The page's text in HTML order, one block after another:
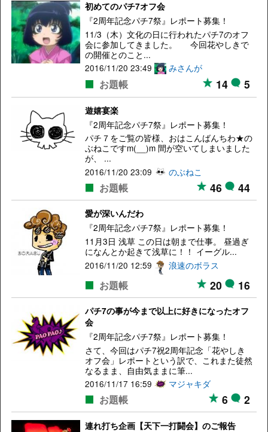
初めてのパチ7オフ会
『2周年記念パチ7祭』レポート募集！
11/3（木）文化の日に行われたパチ7のオフ
会に参加してきました。 今回花やしきで
の開催とのこと...
2016/11/20 23:49
みさんが
お題帳 14 5
遊嬉宴楽
『2周年記念パチ7祭』レポート募集！
パチ７をご覧の皆様、おはこんばんちわ★の
ぶねこですm(__)m 間が空いてしまいました
が、 ...
2016/11/20 23:09
のぶねこ
お題帳 46 44
愛が深いんだわ
『2周年記念パチ7祭』レポート募集！
11月3日 浅草 この日は朝まで仕事。 昼過ぎ
になんとか起きて浅草に！！ イーグル...
2016/11/20 12:59
浪速のボラス
お題帳 20 16
パチ7の事が今まで以上に好きになったオフ
会
『2周年記念パチ7祭』レポート募集！
さて、今回はパチ7祝2周年記念「花やしき
オフ会」レポートという訳で、これまた徒然
なるまま、自由気ままに筆...
2016/11/17 16:59
マジャキダ
お題帳 6 2
連れ打ち企画【天下一打闘会】のご報告